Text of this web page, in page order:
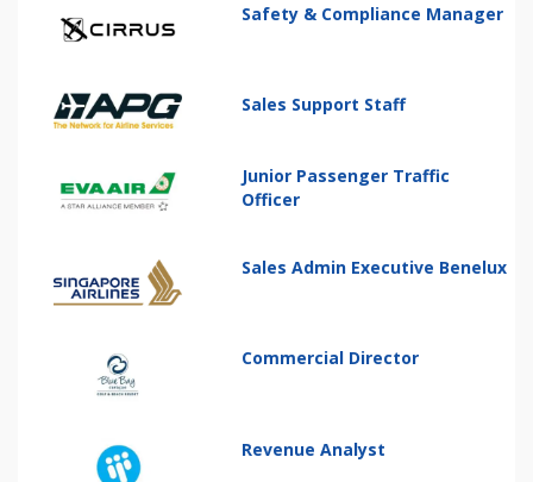
Safety & Compliance Manager
Sales Support Staff
Junior Passenger Traffic
Officer
Sales Admin Executive Benelux
Commercial Director
Revenue Analyst